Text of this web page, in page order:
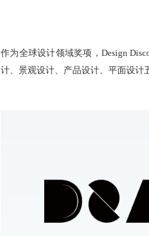
作为全球设计领域奖项，Design
计、景观设计、产品设计、平面设计